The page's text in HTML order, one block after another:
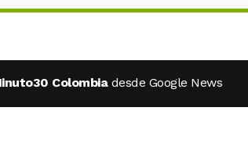
Colombia desde Google News